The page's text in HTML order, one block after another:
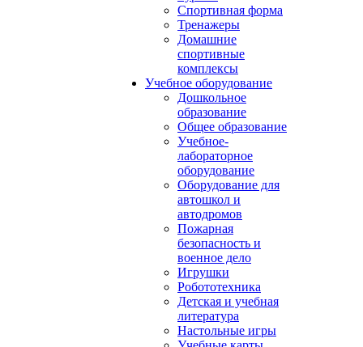
Спортивная форма
Тренажеры
Домашние
спортивные
комплексы
Учебное оборудование
Дошкольное
образование
Общее образование
Учебное-
лабораторное
оборудование
Оборудование для
автошкол и
автодромов
Пожарная
безопасность и
военное дело
Игрушки
Робототехника
Детская и учебная
литература
Настольные игры